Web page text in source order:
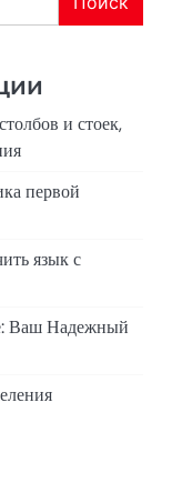
и стоек,
первой
язык с
Ваш Надежный